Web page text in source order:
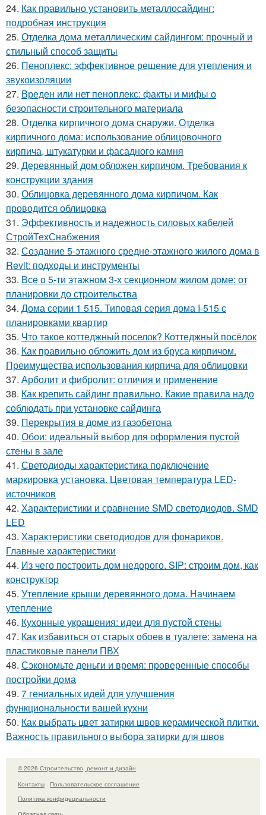
24. Как правильно установить металлосайдинг:
подробная инструкция
25. Отделка дома металлическим сайдингом: прочный и
стильный способ защиты
26. Пеноплекс: эффективное решение для утепления и
звукоизоляции
27. Вреден или нет пеноплекс: факты и мифы о
безопасности строительного материала
28. Отделка кирпичного дома снаружи. Отделка
кирпичного дома: использование облицовочного
кирпича, штукатурки и фасадного камня
29. Деревянный дом обложен кирпичом. Требования к
конструкции здания
30. Облицовка деревянного дома кирпичом. Как
проводится облицовка
31. Эффективность и надежность силовых кабелей
СтройТехСнабжения
32. Создание 5-этажного средне-этажного жилого дома в
Revit: подходы и инструменты
33. Все о 5-ти этажном 3-х секционном жилом доме: от
планировки до строительства
34. Дома серии 1 515. Типовая серия дома I-515 с
планировками квартир
35. Что такое коттеджный поселок? Коттеджный посёлок
36. Как правильно обложить дом из бруса кирпичом.
Преимущества использования кирпича для облицовки
37. Арболит и фибролит: отличия и применение
38. Как крепить сайдинг правильно. Какие правила надо
соблюдать при установке сайдинга
39. Перекрытия в доме из газобетона
40. Обои: идеальный выбор для оформления пустой
стены в зале
41. Светодиоды характеристика подключение
маркировка установка. Цветовая температура LED-
источников
42. Характеристики и сравнение SMD светодиодов. SMD
LED
43. Характеристики светодиодов для фонариков.
Главные характеристики
44. Из чего построить дом недорого. SIP: строим дом, как
конструктор
45. Утепление крыши деревянного дома. Начинаем
утепление
46. Кухонные украшения: идеи для пустой стены
47. Как избавиться от старых обоев в туалете: замена на
пластиковые панели ПВХ
48. Сэкономьте деньги и время: проверенные способы
постройки дома
49. 7 гениальных идей для улучшения
функциональности вашей кухни
50. Как выбрать цвет затирки швов керамической плитки.
Важность правильного выбора затирки для швов
© 2026 Строительство, ремонт и дизайн
Контакты
Пользовательское соглашение
Политика конфидециальности